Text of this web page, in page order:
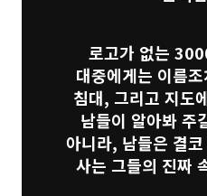
로고가 없는
대중에게는 이름
침대, 그리고 지도
남들이 알아봐 주
아니라, 남들은 결
사는 그들의 진짜